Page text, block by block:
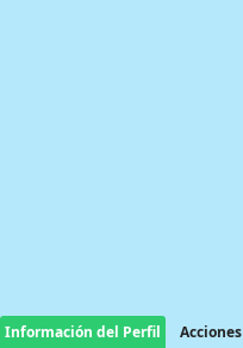
Información del Perfil Acciones